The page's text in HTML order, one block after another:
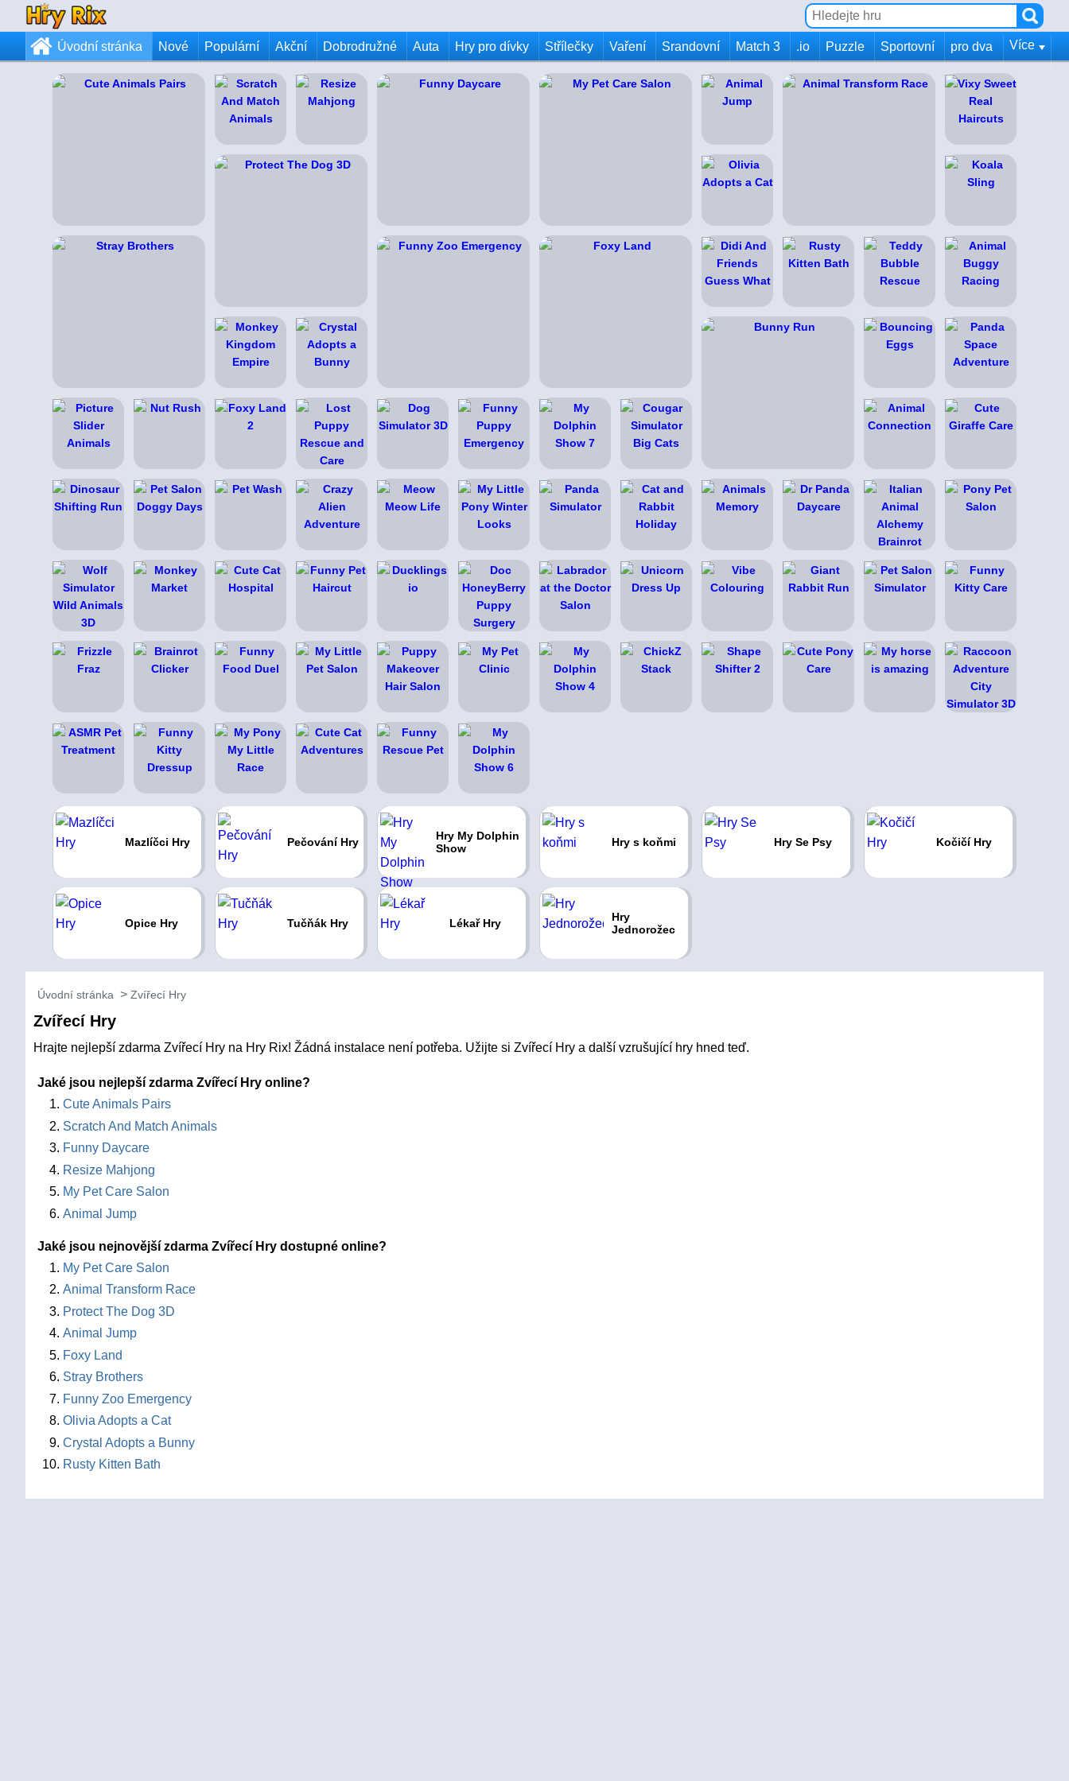
Úvodní stránka Nové Populární Akční Dobrodružné Auta Hry pro dívky Střílečky Vaření Srandovní Match 3 .io Puzzle Sportovní pro dva Více
Mazlíčci Hry Pečování Hry
Hry My Dolphin
Show
Hry s koňmi Hry Se Psy Kočičí Hry
Opice Hry Tučňák Hry Lékař Hry
Hry
Jednorožec
Úvodní stránka Zvířecí Hry
Zvířecí Hry
Hrajte nejlepší zdarma Zvířecí Hry na Hry Rix! Žádná instalace není potřeba. Užijte si Zvířecí Hry a další vzrušující hry hned teď.
Jaké jsou nejlepší zdarma Zvířecí Hry online?
Cute Animals Pairs
Scratch And Match Animals
Funny Daycare
Resize Mahjong
My Pet Care Salon
Animal Jump
Jaké jsou nejnovější zdarma Zvířecí Hry dostupné online?
My Pet Care Salon
Animal Transform Race
Protect The Dog 3D
Animal Jump
Foxy Land
Stray Brothers
Funny Zoo Emergency
Olivia Adopts a Cat
Crystal Adopts a Bunny
Rusty Kitten Bath